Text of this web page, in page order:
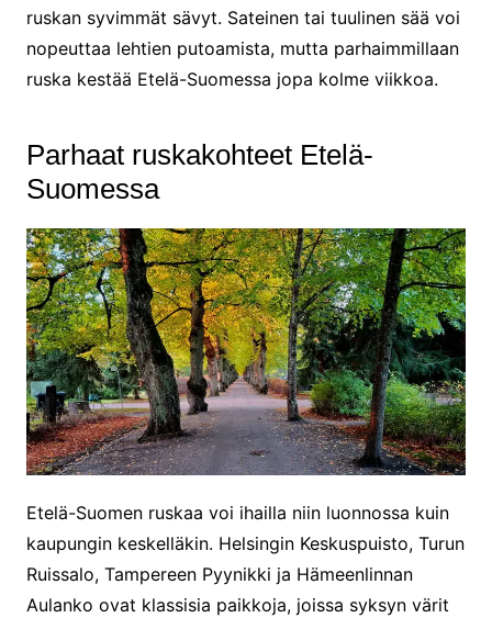
ruskan syvimmät sävyt. Sateinen tai tuulinen sää voi
nopeuttaa lehtien putoamista, mutta parhaimmillaan
ruska kestää Etelä-Suomessa jopa kolme viikkoa.
Parhaat ruskakohteet Etelä-
Suomessa
Etelä-Suomen ruskaa voi ihailla niin luonnossa kuin
kaupungin keskelläkin. Helsingin Keskuspuisto, Turun
Ruissalo, Tampereen Pyynikki ja Hämeenlinnan
Aulanko ovat klassisia paikkoja, joissa syksyn värit